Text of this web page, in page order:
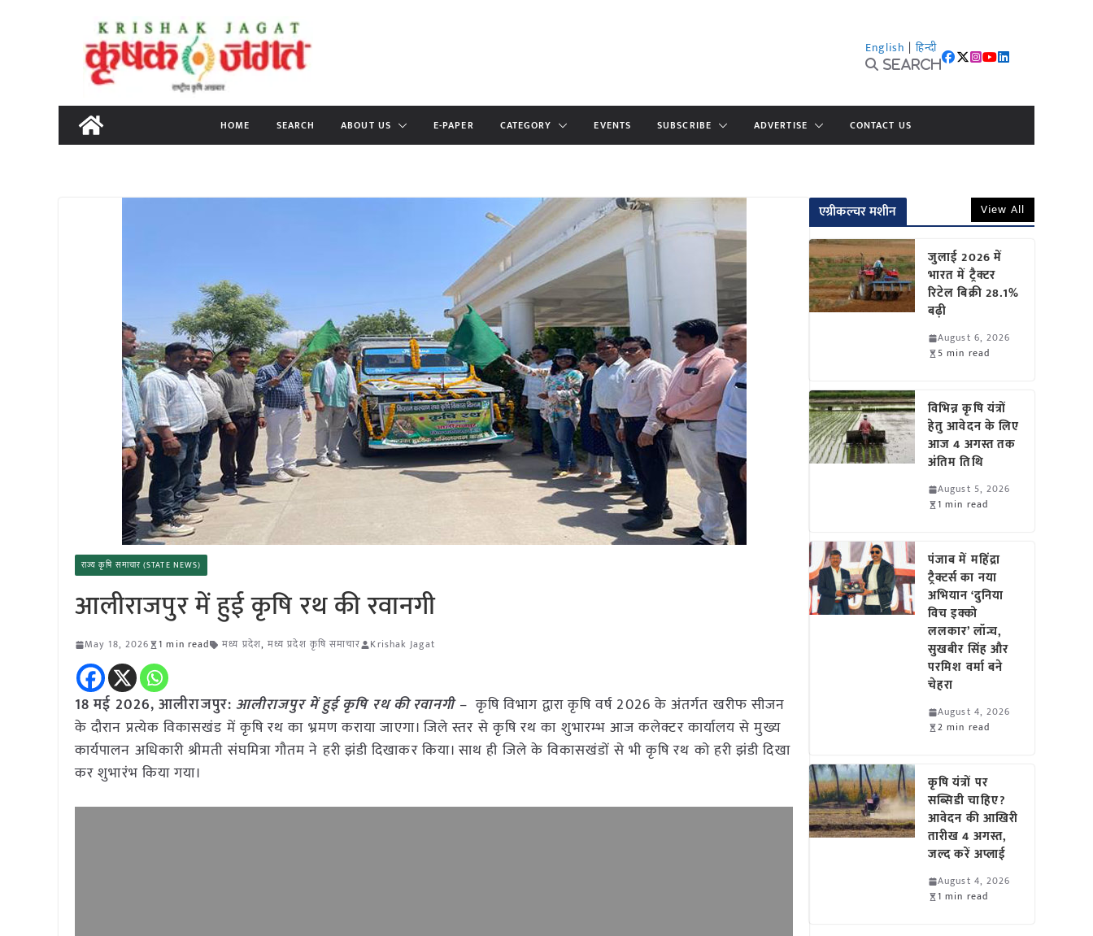
content
English | हिन्दी
Search
HOME SEARCH ABOUT US E-PAPER CATEGORY EVENTS SUBSCRIBE ADVERTISE CONTACT US
राज्य कृषि समाचार (STATE NEWS)
आलीराजपुर में हुई कृषि रथ की रवानगी
May 18, 2026 1 min read मध्य प्रदेश,मध्य प्रदेश कृषि समाचार Krishak Jagat
18 मई 2026,आलीराजपुर:आलीराजपुर में हुई कृषि रथ की रवानगी– कृषि विभाग द्वारा कृषि वर्ष 2026 के अंतर्गत खरीफ सीजन
के दौरान प्रत्येक विकासखंड में कृषि रथ का भ्रमण कराया जाएगा। जिले स्तर से कृषि रथ का शुभारम्भ आज कलेक्टर कार्यालय से मुख्य
कार्यपालन अधिकारी श्रीमती संघमित्रा गौतम ने हरी झंडी दिखाकर किया। साथ ही जिले के विकासखंडों से भी कृषि रथ को हरी झंडी दिखा
कर शुभारंभ किया गया।
एग्रीकल्चर मशीन View All
जुलाई 2026 में
भारत में ट्रैक्टर
रिटेल बिक्री 28.1%
बढ़ी
August 6, 2026
5 min read
विभिन्न कृषि यंत्रों
हेतु आवेदन के लिए
आज 4 अगस्त तक
अंतिम तिथि
August 5, 2026
1 min read
पंजाब में महिंद्रा
ट्रैक्टर्स का नया
अभियान ‘दुनिया
विच इक्को
ललकार’ लॉन्च,
सुखबीर सिंह और
परमिश वर्मा बने
चेहरा
August 4, 2026
2 min read
कृषि यंत्रों पर
सब्सिडी चाहिए?
आवेदन की आखिरी
तारीख 4 अगस्त,
जल्द करें अप्लाई
August 4, 2026
1 min read